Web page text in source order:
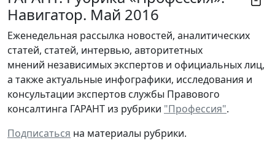
Навигатор. Май 2016
Еженедельная рассылка новостей, аналитических
статей, статей, интервью, авторитетных
мнений независимых экспертов и официальных лиц,
а также актуальные инфографики, исследования и
консультации экспертов службы Правового
консалтинга ГАРАНТ из рубрики "Профессия".
Подписаться на материалы рубрики.